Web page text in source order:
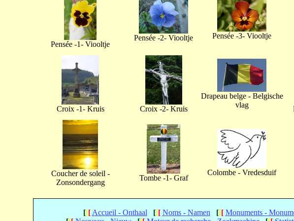
Pensée -1- Viooltje
Pensée -2- Viooltje
Pensée -3- Viooltje
Croix -1- Kruis Croix -2- Kruis
Drapeau belge - Belgische
vlag
Coucher de soleil -
Zonsondergang
Tombe -1- Graf
Colombe - Vredesduif
[[[ Accueil - Onthaal [[[ Noms - Namen [[[ Monuments -